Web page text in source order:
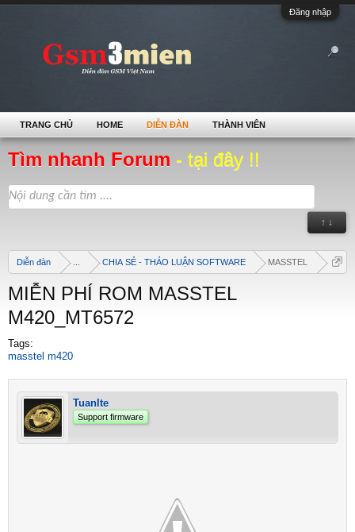
Đăng nhập
Tìm nhanh Forum - tại đây !!
↑ ↓
Diễn đàn CHIA SẺ - THẢO LUẬN SOFTWARE MASSTEL
MIỄN PHÍ ROM MASSTEL
M420_MT6572
Tags:
masstel m420
Tuanlte
Support firmware
TRANG CHỦ HOME DIỄN ĐÀN THÀNH VIÊN